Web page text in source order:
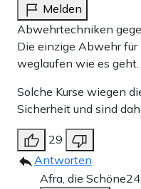
Melden
Abwehrtechniken
Die einzige Abwehr für
weglaufen wie es geht.
Solche Kurse wiegen
Sicherheit und sind
29
Antworten
Afra, die Schöne